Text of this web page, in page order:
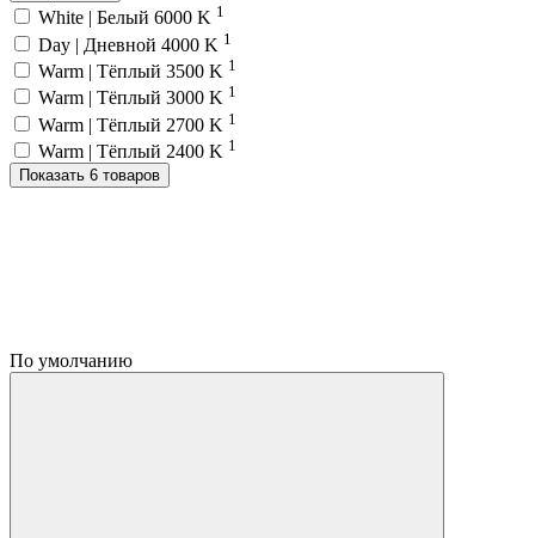
White | Белый 6000 K 1
Day | Дневной 4000 K 1
Warm | Тёплый 3500 K 1
Warm | Тёплый 3000 K 1
Warm | Тёплый 2700 K 1
Warm | Тёплый 2400 K 1
Показать 6 товаров
По умолчанию